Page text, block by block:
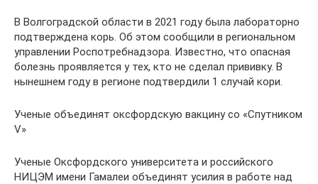
В Волгоградской области в 2021 году была лабораторно
подтверждена корь. Об этом сообщили в региональном
управлении Роспотребнадзора. Известно, что опасная
болезнь проявляется у тех, кто не сделал прививку. В
нынешнем году в регионе подтвердили 1 случай кори.
Ученые объединят оксфордскую вакцину со «Спутником
V»
Ученые Оксфордского университета и российского
НИЦЭМ имени Гамалеи объединят усилия в работе над